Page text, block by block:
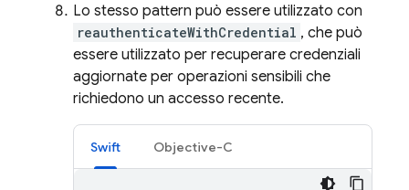
Lo stesso pattern può essere utilizzato con
reauthenticateWithCredential , che può
essere utilizzato per recuperare credenziali
aggiornate per operazioni sensibili che
richiedono un accesso recente.
Swift Objective-C